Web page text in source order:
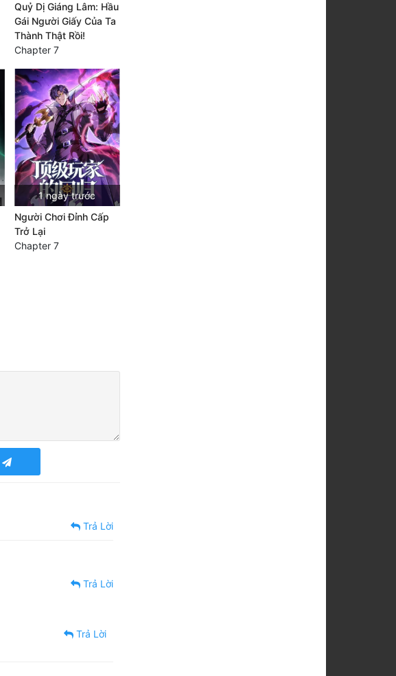
Quỷ Dị Giáng Lâm: Hầu
Gái Người Giấy Của Ta
Thành Thật Rồi!
Chapter 7
1 ngày trước
Người Chơi Đỉnh Cấp
Trở Lại
Chapter 7
Trả Lời
Trả Lời
Trả Lời